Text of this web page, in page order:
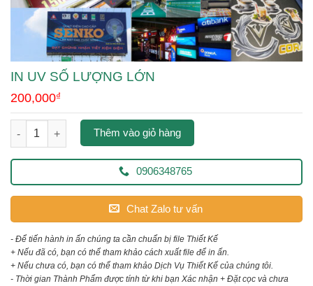
IN UV SỐ LƯỢNG LỚN
200,000₫
in uv số lượng lớn số lượng
Thêm vào giỏ hàng
0906348765
Chat Zalo tư vấn
- Để tiến hành in ấn chúng ta cần chuẩn bị file Thiết Kế
+ Nếu đã có, bạn có thể tham khảo cách xuất file để in ấn.
+ Nếu chưa có, bạn có thể tham khảo Dịch Vụ Thiết Kế của chúng tôi.
- Thời gian Thành Phẩm được tính từ khi bạn Xác nhận + Đặt cọc và chưa